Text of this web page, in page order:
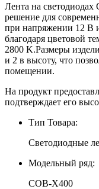
Лента на
решение для
при напряжении 12 В
благодаря цветовой
2800 K.Размеры
и 2 в высоту, что
помещении.
На продукт
подтверждает его
Тип Товара:
Светодиодные
Модельный ряд:
COB-X400